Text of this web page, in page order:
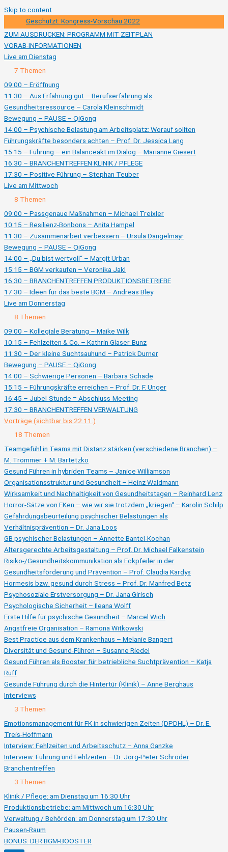
Skip to content
Geschützt: Kongress-Vorschau 2022
ZUM AUSDRUCKEN: PROGRAMM MIT ZEITPLAN
VORAB-INFORMATIONEN
Live am Dienstag
Ausklappen
Live
Dienstag
7 Themen
09:00 – Eröffnung
11:30 – Aus Erfahrung gut – Berufserfahrung als
Gesundheitsressource – Carola Kleinschmidt
Bewegung – PAUSE – QiGong
14:00 – Psychische Belastung am Arbeitsplatz: Worauf sollten
Führungskräfte besonders achten – Prof. Dr. Jessica Lang
15:15 – Führung – ein Balanceakt im Dialog – Marianne Giesert
16:30 – BRANCHENTREFFEN KLINIK / PFLEGE
17:30 – Positive Führung – Stephan Teuber
Live am Mittwoch
Ausklappen
Live
Mittwoch
8 Themen
09:00 – Passgenaue Maßnahmen – Michael Treixler
10:15 – Resilienz-Bonbons – Anita Hampel
11:30 – Zusammenarbeit verbessern – Ursula Dangelmayr
Bewegung – PAUSE – QiGong
14:00 – „Du bist wertvoll“ – Margit Urban
15:15 – BGM verkaufen – Veronika Jakl
16:30 – BRANCHENTREFFEN PRODUKTIONSBETRIEBE
17:30 – Ideen für das beste BGM – Andreas Bley
Live am Donnerstag
Ausklappen
Live
Donnerstag
8 Themen
09:00 – Kollegiale Beratung – Maike Wilk
10:15 – Fehlzeiten & Co. – Kathrin Glaser-Bunz
11:30 – Der kleine Suchtsauhund – Patrick Durner
Bewegung – PAUSE – QiGong
14:00 – Schwierige Personen – Barbara Schade
15:15 – Führungskräfte erreichen – Prof. Dr. F. Unger
16:45 – Jubel-Stunde = Abschluss-Meeting
17:30 – BRANCHENTREFFEN VERWALTUNG
Vorträge (sichtbar bis 22.11.)
Zusammenklappen
Vorträge
bis
22.11.)
18 Themen
Teamgefühl in Teams mit Distanz stärken (verschiedene Branchen) –
M. Trommer + M. Bartetzko
Gesund Führen in hybriden Teams – Janice Williamson
Organisationsstruktur und Gesundheit – Heinz Waldmann
Wirksamkeit und Nachhaltigkeit von Gesundheitstagen – Reinhard Lenz
Horror-Sätze von FKen – wie wir sie trotzdem „kriegen“ – Karolin Schilp
Gefährdungsbeurteilung psychischer Belastungen als
Verhältnisprävention – Dr. Jana Loos
GB psychischer Belastungen – Annette Bantel-Kochan
Altersgerechte Arbeitsgestaltung – Prof. Dr. Michael Falkenstein
Risiko-/Gesundheitskommunikation als Eckpfeiler in der
Gesundheitsförderung und Prävention – Prof. Claudia Kardys
Hormesis bzw. gesund durch Stress – Prof. Dr. Manfred Betz
Psychosoziale Erstversorgung – Dr. Jana Girisch
Psychologische Sicherheit – Ileana Wolff
Erste Hilfe für psychische Gesundheit – Marcel Wich
Angstfreie Organisation – Ramona Witkowski
Best Practice aus dem Krankenhaus – Melanie Bangert
Diversität und Gesund-Führen – Susanne Riedel
Gesund Führen als Booster für betriebliche Suchtprävention – Katja
Ruff
Gesunde Führung durch die Hintertür (Klinik) – Anne Berghaus
Interviews
Ausklappen
Interviews
3 Themen
Emotionsmanagement für FK in schwierigen Zeiten (DPDHL) – Dr. E.
Treis-Hoffmann
Interview: Fehlzeiten und Arbeitsschutz – Anna Ganzke
Interview: Führung und Fehlzeiten – Dr. Jörg-Peter Schröder
Branchentreffen
Ausklappen
Branchentreffen
3 Themen
Klinik / Pflege: am Dienstag um 16:30 Uhr
Produktionsbetriebe: am Mittwoch um 16:30 Uhr
Verwaltung / Behörden: am Donnerstag um 17:30 Uhr
Pausen-Raum
BONUS: DER BGM-BOOSTER